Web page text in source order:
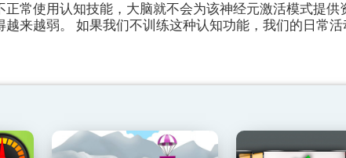
正常使用认知技能，大脑就不会为该神经元激活模式提供
越来越弱。 如果我们不训练这种认知功能，我们的日常